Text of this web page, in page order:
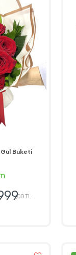
Gül Buketi
,00 TL